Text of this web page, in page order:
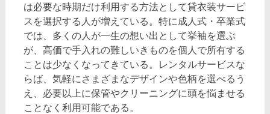
は必要な時期だけ利用する方法として貸衣装サービ
スを選択する人が増えている。特に成人式・卒業式
では、多くの人が一生の想い出として挙袖を選ぶ
が、高価で手入れの難しいきものを個人で所有する
ことは少なくなってきている。レンタルサービスな
らば、気軽にさまざまなデザインや色柄を選べるう
え、必要以上に保管やクリーニングに頭を悩ませる
ことなく利用可能である。